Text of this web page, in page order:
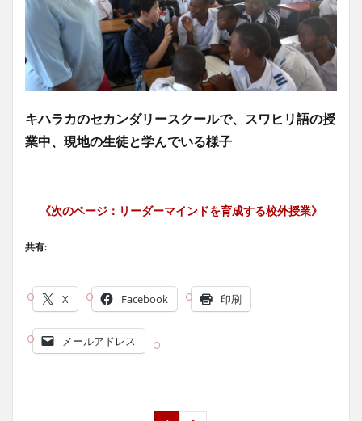
キハラカのセカンダリースクールで、スワヒリ語の授
業中、現地の生徒と学んでいる様子
《次のページ：リーダーマインドを育成する校外授業》
共有:
X Facebook 印刷
メールアドレス